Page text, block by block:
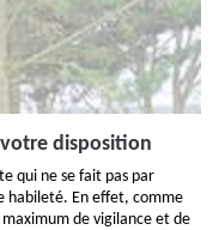
disposition
qui ne se fait pas par
habileté. En effet, comme
de vigilance et de